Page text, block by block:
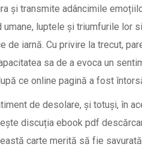
și transmite adâncimile
luptele și triumfurile lor
iarnă. Cu privire la trecut,
sa de a evoca un
ce online pagină a fost
de desolare, și totuși, în
discuția ebook pdf
carte merită să fie